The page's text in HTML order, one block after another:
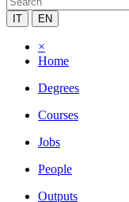
IT EN
×
Home
Degrees
Courses
Jobs
People
Outputs